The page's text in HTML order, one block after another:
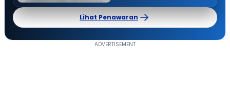
Lihat Penawaran